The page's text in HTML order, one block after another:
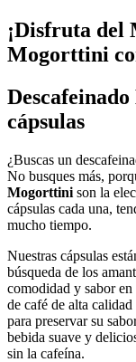
¡Disfruta del
Mogorttini
cápsulas
¿Buscas un
No busques más,
Mogorttini son la
cápsulas cada una,
mucho tiempo.
Nuestras cápsulas
búsqueda de los
comodidad y sabor en
de café de alta
para preservar su
bebida suave y
sin la cafeína.